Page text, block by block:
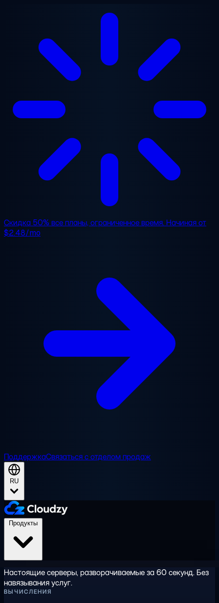
Перейти к основному содержанию
Скидка 50% все планы, ограниченное время. Начиная от
$2.48/mo
ПоддержкаСвязаться с отделом продаж
RU
Настоящие серверы, разворачиваемые за 60 секунд. Без
навязывания услуг.
ВЫЧИСЛЕНИЯ